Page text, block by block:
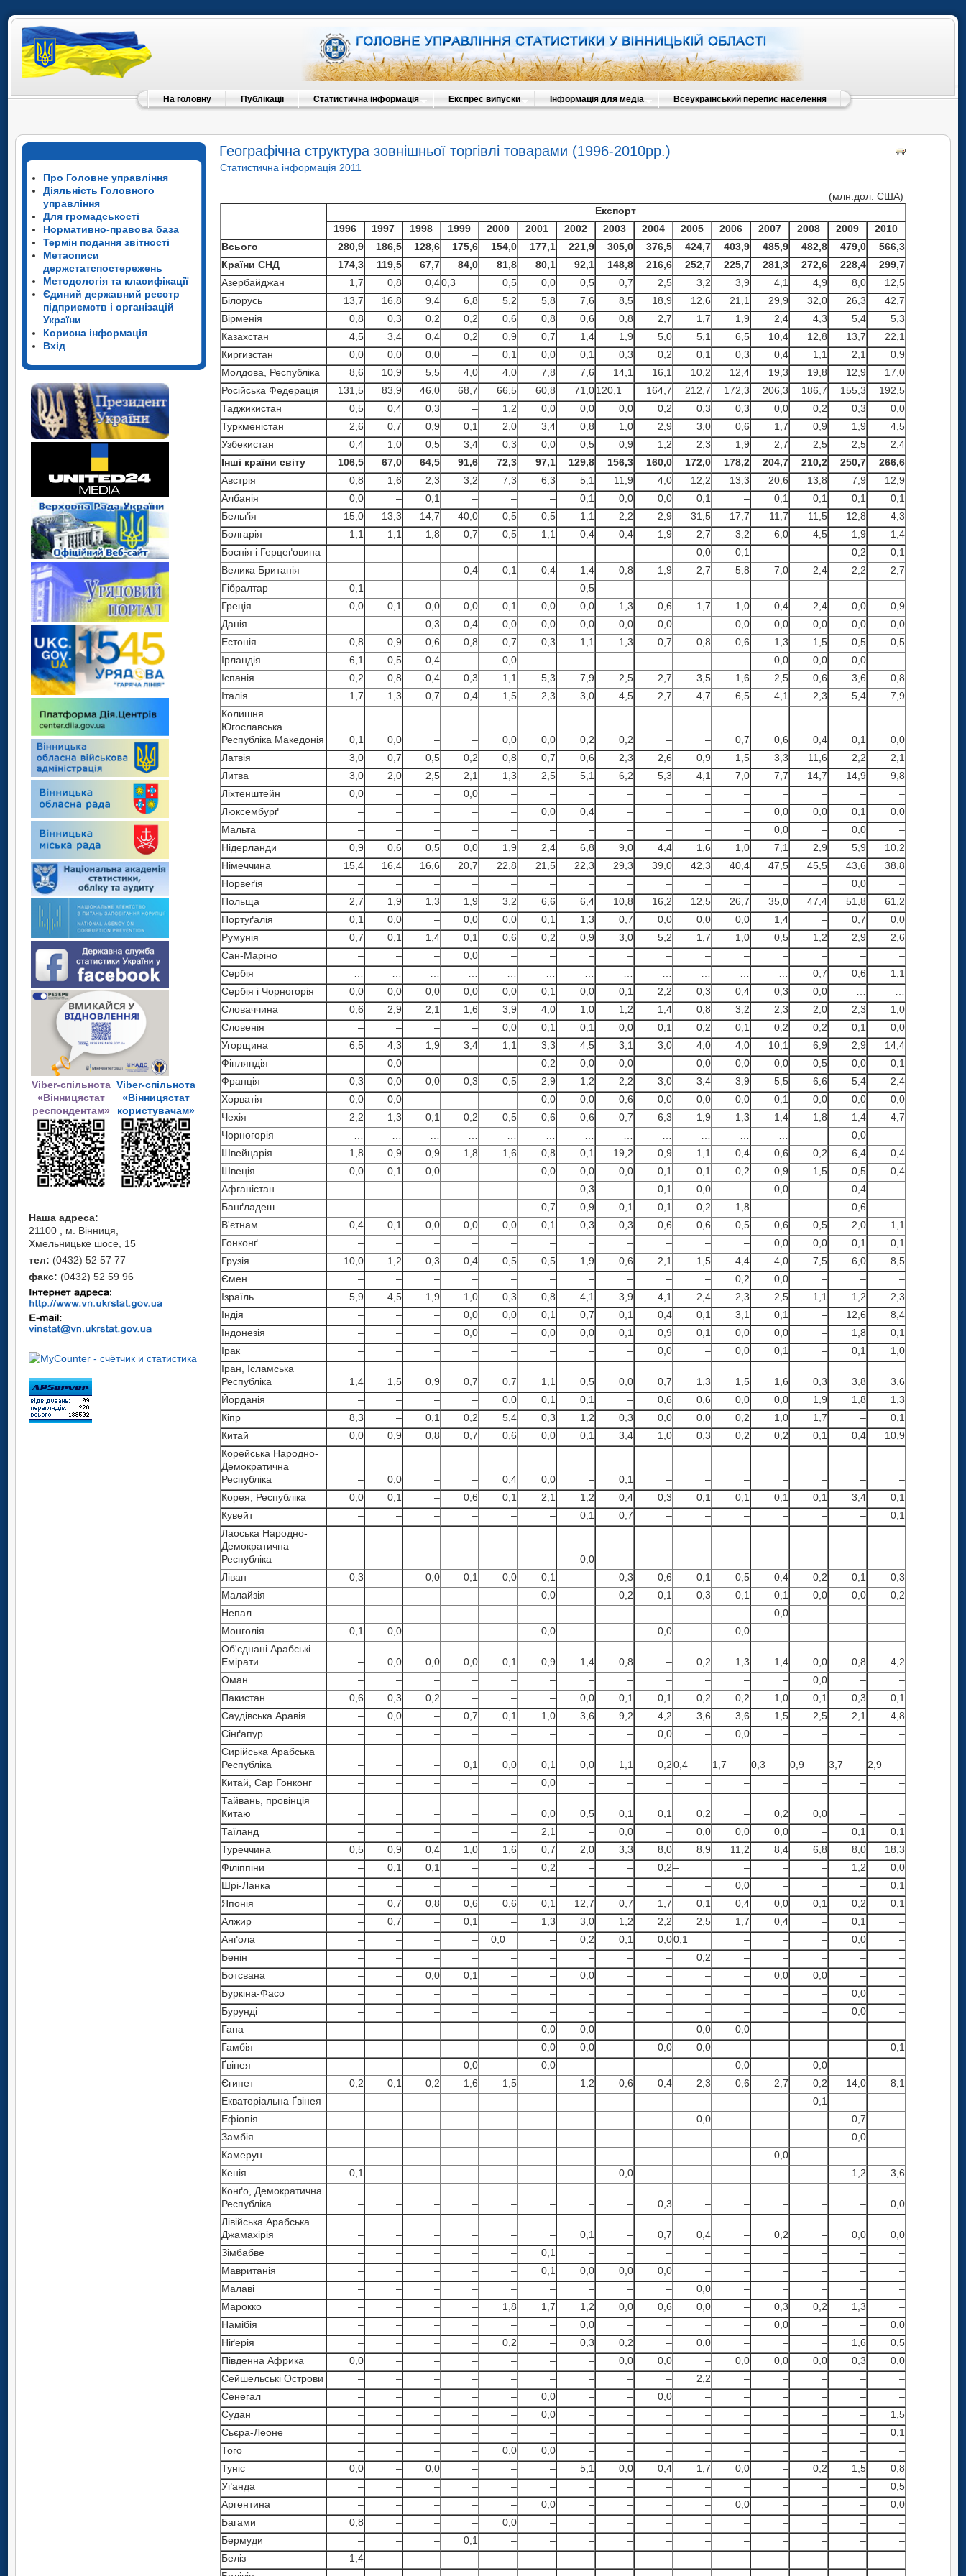
На головну Публікації Статистична інформація Експрес випуски Інформація для медіа Всеукраїнський перепис населення
Про Головне управління
Діяльність Головного
управління
Для громадськості
Нормативно-правова база
Термін подання звітності
Метаописи
держстатспостережень
Методологія та класифікації
Єдиний державний реєстр
підприємств і організацій
України
Корисна інформація
Вхід
Viber-спільнота
«Вінницястат
респондентам»
Viber-спільнота
«Вінницястат
користувачам»
Наша адреса:
21100 , м. Вінниця,
Хмельницьке шосе, 15
тел: (0432) 52 57 77
факс: (0432) 52 59 96
Географічна структура зовнішньої торгівлі товарами (1996-2010рр.)
Статистична інформація 2011
(млн.дол. США)
Експорт
1996
1997 1998 1999 2000 2001 2002 2003 2004 2005 2006 2007 2008 2009
2010
Всього
280,9 186,5 128,6 175,6 154,0 177,1 221,9 305,0 376,5 424,7 403,9 485,9 482,8 479,0
566,3
Країни СНД
174,3 119,5 67,7 84,0 81,8 80,1 92,1 148,8 216,6 252,7 225,7 281,3 272,6 228,4
299,7
Азербайджан
1,7 0,8 0,40,3 0,5 0,0 0,5 0,7 2,5 3,2 3,9 4,1 4,9 8,0
12,5
Бiлорусь
13,7 16,8 9,4 6,8 5,2 5,8 7,6 8,5 18,9 12,6 21,1 29,9 32,0 26,3
42,7
Вiрменiя
0,8 0,3 0,2 0,2 0,6 0,8 0,6 0,8 2,7 1,7 1,9 2,4 4,3 5,4
5,3
Казахстан
4,5 3,4 0,4 0,2 0,9 0,7 1,4 1,9 5,0 5,1 6,5 10,4 12,8 13,7
22,1
Киргизстан
0,0 0,0 0,0 – 0,1 0,0 0,1 0,3 0,2 0,1 0,3 0,4 1,1 2,1
0,9
Молдова, Республіка
8,6 10,9 5,5 4,0 4,0 7,8 7,6 14,1 16,1 10,2 12,4 19,3 19,8 12,9
17,0
Росiйська Федерацiя
131,5 83,9 46,0 68,7 66,5 60,8 71,0 120,1 164,7 212,7 172,3 206,3 186,7 155,3
192,5
Таджикистан
0,5 0,4 0,3 – 1,2 0,0 0,0 0,0 0,2 0,3 0,3 0,0 0,2 0,3
0,0
Туркменiстан
2,6 0,7 0,9 0,1 2,0 3,4 0,8 1,0 2,9 3,0 0,6 1,7 0,9 1,9
4,5
Узбекистан
0,4 1,0 0,5 3,4 0,3 0,0 0,5 0,9 1,2 2,3 1,9 2,7 2,5 2,5
2,4
Інші країни світу
106,5 67,0 64,5 91,6 72,3 97,1 129,8 156,3 160,0 172,0 178,2 204,7 210,2 250,7
266,6
Австрія
0,8 1,6 2,3 3,2 7,3 6,3 5,1 11,9 4,0 12,2 13,3 20,6 13,8 7,9
12,9
Албанія
0,0 – 0,1 – – – 0,1 0,0 0,0 0,1 – 0,1 0,1 0,1
0,1
Бельґія
15,0 13,3 14,7 40,0 0,5 0,5 1,1 2,2 2,9 31,5 17,7 11,7 11,5 12,8
4,3
Болгарія
1,1 1,1 1,8 0,7 0,5 1,1 0,4 0,4 1,9 2,7 3,2 6,0 4,5 1,9
1,4
Боснія і Герцеґовина
– – – – – – – – – 0,0 0,1 – – 0,2
0,1
Велика Британія
– – – 0,4 0,1 0,4 1,4 0,8 1,9 2,7 5,8 7,0 2,4 2,2
2,7
Гібралтар
0,1 – – – – – 0,5 – – – – – – –
–
Греція
0,0 0,1 0,0 0,0 0,1 0,0 0,0 1,3 0,6 1,7 1,0 0,4 2,4 0,0
0,9
Данія
– – 0,3 0,4 0,0 0,0 0,0 0,0 0,0 – 0,0 0,0 0,0 0,0
0,0
Естонія
0,8 0,9 0,6 0,8 0,7 0,3 1,1 1,3 0,7 0,8 0,6 1,3 1,5 0,5
0,5
Ірландія
6,1 0,5 0,4 – 0,0 – – – – – – 0,0 0,0 0,0
–
Іспанія
0,2 0,8 0,4 0,3 1,1 5,3 7,9 2,5 2,7 3,5 1,6 2,5 0,6 3,6
0,8
Італія
1,7 1,3 0,7 0,4 1,5 2,3 3,0 4,5 2,7 4,7 6,5 4,1 2,3 5,4
7,9
Колишня
Югославська
Республіка Македонія
0,1 0,0 – – 0,0 0,0 0,2 0,2 – – 0,7 0,6 0,4 0,1
0,0
Латвія
3,0 0,7 0,5 0,2 0,8 0,7 0,6 2,3 2,6 0,9 1,5 3,3 11,6 2,2
2,1
Литва
3,0 2,0 2,5 2,1 1,3 2,5 5,1 6,2 5,3 4,1 7,0 7,7 14,7 14,9
9,8
Ліхтенштейн
0,0 – – 0,0 – – – – – – – – – –
–
Люксембурґ
– – – – – 0,0 0,4 – – – – 0,0 0,0 0,1
0,0
Мальта
– – – – – – – – – – – 0,0 – 0,0
–
Нідерланди
0,9 0,6 0,5 0,0 1,9 2,4 6,8 9,0 4,4 1,6 1,0 7,1 2,9 5,9
10,2
Німеччина
15,4 16,4 16,6 20,7 22,8 21,5 22,3 29,3 39,0 42,3 40,4 47,5 45,5 43,6
38,8
Норвеґія
– – – – – – – – – – – – – 0,0
–
Польща
2,7 1,9 1,3 1,9 3,2 6,6 6,4 10,8 16,2 12,5 26,7 35,0 47,4 51,8
61,2
Портуґалія
0,1 0,0 – 0,0 0,0 0,1 1,3 0,7 0,0 0,0 0,0 1,4 – 0,7
0,0
Румунія
0,7 0,1 1,4 0,1 0,6 0,2 0,9 3,0 5,2 1,7 1,0 0,5 1,2 2,9
2,6
Сан-Маріно
– – – 0,0 – – – – – – – – – –
–
Сербія
0,7 0,6
1,1
Cербія і Чорногорія
0,0 0,0 0,0 0,0 0,0 0,1 0,0 0,1 2,2 0,3 0,4 0,3 0,0
Словаччина
0,6 2,9 2,1 1,6 3,9 4,0 1,0 1,2 1,4 0,8 3,2 2,3 2,0 2,3
1,0
Словенія
– – – – 0,0 0,1 0,1 0,0 0,1 0,2 0,1 0,2 0,2 0,1
0,0
Угорщина
6,5 4,3 1,9 3,4 1,1 3,3 4,5 3,1 3,0 4,0 4,0 10,1 6,9 2,9
14,4
Фінляндія
– 0,0 – – – 0,2 0,0 0,0 – 0,0 0,0 0,0 0,5 0,0
0,1
Франція
0,3 0,0 0,0 0,3 0,5 2,9 1,2 2,2 3,0 3,4 3,9 5,5 6,6 5,4
2,4
Хорватія
0,0 0,0 – – – 0,0 0,0 0,6 0,0 0,0 0,0 0,1 0,0 0,0
0,0
Чехія
2,2 1,3 0,1 0,2 0,5 0,6 0,6 0,7 6,3 1,9 1,3 1,4 1,8 1,4
4,7
Чорногорія
– 0,0
–
Швейцарія
1,8 0,9 0,9 1,8 1,6 0,8 0,1 19,2 0,9 1,1 0,4 0,6 0,2 6,4
0,4
Швеція
0,0 0,1 0,0 – – 0,0 0,0 0,0 0,1 0,1 0,2 0,9 1,5 0,5
0,4
Афганістан
– – – – – – 0,3 – 0,1 0,0 – 0,0 – 0,4
–
Банґладеш
– – – – – 0,7 0,9 0,1 0,1 0,2 1,8 – – 0,6
–
В'єтнам
0,4 0,1 0,0 0,0 0,0 0,1 0,3 0,3 0,6 0,6 0,5 0,6 0,5 2,0
1,1
Гонконґ
– – – – – – – – – – – 0,0 0,0 0,1
0,1
Грузiя
10,0 1,2 0,3 0,4 0,5 0,5 1,9 0,6 2,1 1,5 4,4 4,0 7,5 6,0
8,5
Ємен
– – – – – – – – – – 0,2 0,0 – –
–
Ізраїль
5,9 4,5 1,9 1,0 0,3 0,8 4,1 3,9 4,1 2,4 2,3 2,5 1,1 1,2
2,3
Індія
– – – 0,0 0,0 0,1 0,7 0,1 0,4 0,1 3,1 0,1 – 12,6
8,4
Індонезія
– – – 0,0 – 0,0 0,0 0,1 0,9 0,1 0,0 0,0 – 1,8
0,1
Ірак
– – – – – – – – 0,0 – 0,0 0,1 – 0,1
1,0
Іран, Ісламська
Республіка
1,4 1,5 0,9 0,7 0,7 1,1 0,5 0,0 0,7 1,3 1,5 1,6 0,3 3,8
3,6
Йорданія
– – – – 0,0 0,1 0,1 – 0,6 0,6 0,0 0,0 1,9 1,8
1,3
Кіпр
8,3 – 0,1 0,2 5,4 0,3 1,2 0,3 0,0 0,0 0,2 1,0 1,7 –
0,1
Китай
0,0 0,9 0,8 0,7 0,6 0,0 0,1 3,4 1,0 0,3 0,2 0,2 0,1 0,4
10,9
Корейська Народно-
Демократична
Республіка
– 0,0 – – 0,4 0,0 – 0,1 – – – – – –
–
Корея, Республіка
0,0 0,1 – 0,6 0,1 2,1 1,2 0,4 0,3 0,1 0,1 0,1 0,1 3,4
0,1
Кувейт
– – – – – – 0,1 0,7 – – – – – –
0,1
Лаоська Народно-
Демократична
Республіка
– – – – – – 0,0 – – – – – – –
–
Ліван
0,3 – 0,0 0,1 0,0 0,1 – 0,3 0,6 0,1 0,5 0,4 0,2 0,1
0,3
Малайзія
– – – – – 0,0 – 0,2 0,1 0,3 0,1 0,1 0,0 0,0
0,2
Непал
– – – – – – – – – – – 0,0 – –
–
Монголія
0,1 0,0 – – – 0,0 – – 0,0 – 0,0 – – –
–
Об'єднані Арабські
Емірати
– 0,0 0,0 0,0 0,1 0,9 1,4 0,8 – 0,2 1,3 1,4 0,0 0,8
4,2
Оман
– – – – – – – – – – – – 0,0 –
–
Пакистан
0,6 0,3 0,2 – – – 0,0 0,1 0,1 0,2 0,2 1,0 0,1 0,3
0,1
Саудівська Аравія
– 0,0 – 0,7 0,1 1,0 3,6 9,2 4,2 3,6 3,6 1,5 2,5 2,1
4,8
Сінґапур
– – – – – – – – 0,0 – 0,0 – – –
–
Сирійська Арабська
Республіка
– – – 0,1 0,0 0,1 0,0 1,1 0,20,4 1,7 0,3 0,9 3,7
2,9
Китай, Сар Гонконг
– – – – – 0,0 – – – – – – – –
–
Тайвань, провінція
Китаю
– – – – – 0,0 0,5 0,1 0,1 0,2 – 0,2 0,0 –
–
Таїланд
– – – – – 2,1 – 0,0 – 0,0 0,0 0,0 – 0,1
0,1
Туреччина
0,5 0,9 0,4 1,0 1,6 0,7 2,0 3,3 8,0 8,9 11,2 8,4 6,8 8,0
18,3
Філіппіни
– 0,1 0,1 – – 0,2 – – 0,2– – – – 1,2
0,0
Шрі-Ланка
– – – – – – – – – – 0,0 – – –
0,1
Японія
– 0,7 0,8 0,6 0,6 0,1 12,7 0,7 1,7 0,1 0,4 0,0 0,1 0,2
0,1
Алжир
– 0,7 – 0,1 – 1,3 3,0 1,2 2,2 2,5 1,7 0,4 – 0,1
–
Анґола
– – – – 0,0 – 0,2 0,1 0,00,1 – – – 0,0
–
Бенін
– – – – – – – – – 0,2 – – – –
–
Ботсвана
– – 0,0 0,1 – – 0,0 – – – – 0,0 0,0 –
–
Буркіна-Фасо
– – – – – – – – – – – – – 0,0
–
Бурунді
– – – – – – – – – – – – – 0,0
–
Гана
– – – – – 0,0 0,0 – – 0,0 0,0 – – –
–
Гамбія
– – – – – 0,0 0,0 – 0,0 0,0 – – – –
0,1
Ґвінея
– – – 0,0 – 0,0 – – – – 0,0 – 0,0 –
–
Єгипет
0,2 0,1 0,2 1,6 1,5 – 1,2 0,6 0,4 2,3 0,6 2,7 0,2 14,0
8,1
Екваторіальна Ґвінея
– – – – – – – – – – – – 0,1 –
–
Ефіопія
– – – – – – – – – 0,0 – – – 0,7
–
Замбія
– – – – – – – – – – – – – 0,0
–
Камерун
– – – – – – – – – – – 0,0 – –
–
Кенія
0,1 – – – – – – 0,0 – – – – – 1,2
3,6
Конґо, Демократична
Республіка
– – – – – – – – 0,3 – – – – –
0,0
Лівійська Арабська
Джамахірія
– – – – – – 0,1 – 0,7 0,4 – 0,2 – 0,0
0,0
Зімбабве
– – – – – 0,1 – – – – – – – –
–
Мавританія
– – – – – 0,1 0,0 0,0 0,0 – – – – –
–
Малаві
– – – – – – – – – 0,0 – – – –
–
Марокко
– – – – 1,8 1,7 1,2 0,0 0,6 0,0 – 0,3 0,2 1,3
–
Намібія
– – – – – – 0,0 – – – – 0,0 – –
0,0
Ніґерія
– – – – 0,2 – 0,3 0,2 – 0,0 – – – 1,6
0,5
Південна Африка
0,0 – – – – – – 0,0 0,0 – 0,0 0,0 0,0 0,3
0,0
Сейшельські Острови
– – – – – – – – – 2,2 – – – –
–
Сенегал
– – – – – 0,0 – – 0,0 – – – – –
–
Судан
– – – – – 0,0 – – – – – – – –
1,5
Сьєра-Леоне
– – – – – – – – – – – – – –
0,1
Того
– – – – 0,0 0,0 – – – – – – – –
–
Туніс
0,0 – 0,0 – – – 5,1 0,0 0,4 1,7 0,0 – 0,2 1,5
0,8
Уґанда
– – – – – – – – – – – – – –
0,5
Аргентина
– – – – – 0,0 – – – – 0,0 – – –
0,0
Багами
0,8 – – – 0,0 – – – – – – – – –
–
Бермуди
– – – 0,1 – – – – – – – – – –
–
Беліз
1,4 – – – – – – – – – – – – –
–